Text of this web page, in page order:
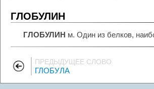
ГЛОБУЛИН
ГЛОБУЛИН м. Один из белков,
ПРЕДЫДУЩЕЕ СЛОВО
ГЛОБУЛА